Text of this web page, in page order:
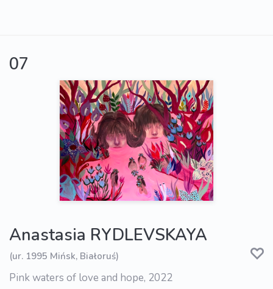
07
Anastasia RYDLEVSKAYA
(ur. 1995 Mińsk, Białoruś)
Pink waters of love and hope, 2022